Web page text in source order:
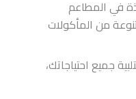
في المطاعم
من المأكولات
جميع احتياجاتك،